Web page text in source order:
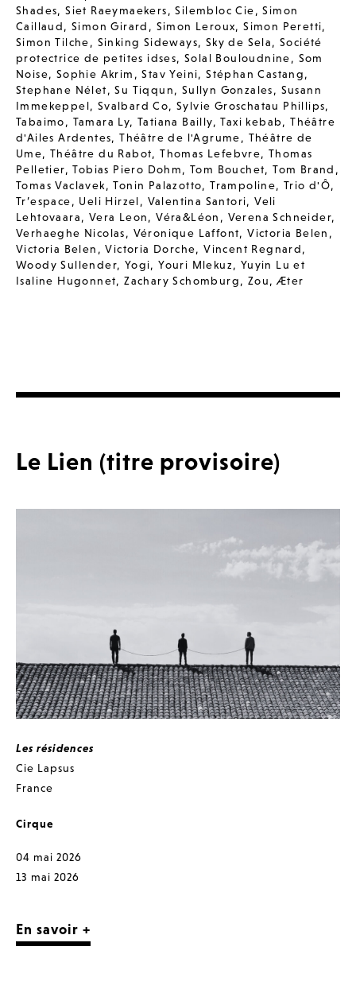
Shades,Siet Raeymaekers,Silembloc Cie,Simon
Caillaud,Simon Girard , Simon Leroux,Simon Peretti,
Simon Tilche, Sinking Sideways, Sky de Sela,Société
protectrice de petites idses,Solal Bouloudnine, Som
Noise, Sophie Akrim ,Stav Yeini,Stéphan Castang,
Stephane Nélet,Su Tiqqun, Sullyn Gonzales, Susann
Immekeppel, Svalbard Co,Sylvie Groschatau Phillips,
Tabaimo, Tamara Ly,Tatiana Bailly,Taxi kebab,Théâtre
d'Ailes Ardentes,Théâtre de l'Agrume, Théâtre de
Ume,Théâtre du Rabot,Thomas Lefebvre,Thomas
Pelletier,Tobias Piero Dohm,Tom Bouchet,Tom Brand ,
Tomas Vaclavek,Tonin Palazotto,Trampoline,Trio d'Ô,
Tr’espace, Ueli Hirzel, Valentina Santori,Veli
Lehtovaara, Vera Leon,Véra&Léon , Verena Schneider,
Verhaeghe Nicolas, Véronique Laffont,Victoria Belen ,
Victoria Belen ,Victoria Dorche,Vincent Regnard,
Woody Sullender, Yogi,Youri Mlekuz, Yuyin Lu et
Isaline Hugonnet,Zachary Schomburg, Zou, Æter
Le Lien (titre provisoire)
Les résidences
Cie Lapsus
France
Cirque
04 mai 2026
13 mai 2026
En savoir +